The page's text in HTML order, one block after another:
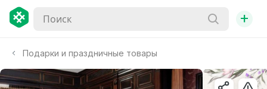
+
Подарки и праздничные товары